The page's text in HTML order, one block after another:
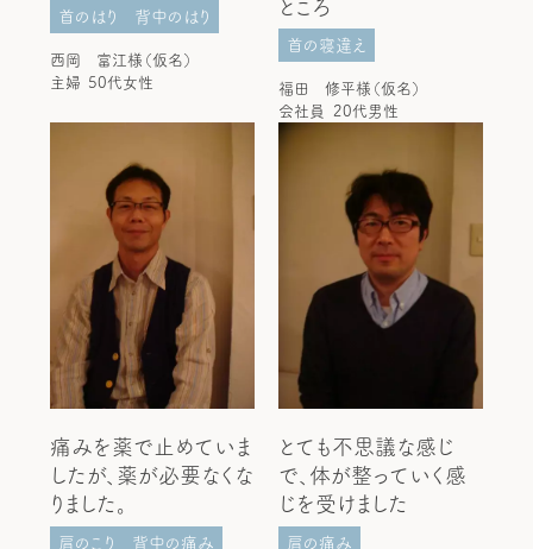
首のはり 背中のはり
西岡 富江様（仮名）
主婦
50代女性
ところ
首の寝違え
福田 修平様（仮名）
会社員
20代男性
痛みを薬で止めていま
したが、薬が必要なくな
りました。
肩のこり
背中の痛み
とても不思議な感じ
で、体が整っていく感
じを受けました
肩の痛み